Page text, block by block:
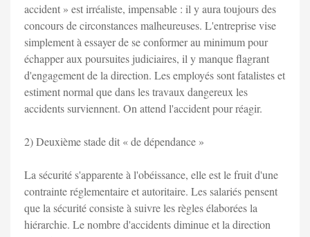
accident » est irréaliste, impensable : il y aura toujours des
concours de circonstances malheureuses. L'entreprise vise
simplement à essayer de se conformer au minimum pour
échapper aux poursuites judiciaires, il y manque flagrant
d'engagement de la direction. Les employés sont fatalistes et
estiment normal que dans les travaux dangereux les
accidents surviennent. On attend l'accident pour réagir.
2) Deuxième stade dit « de dépendance »
La sécurité s'apparente à l'obéissance, elle est le fruit d'une
contrainte réglementaire et autoritaire. Les salariés pensent
que la sécurité consiste à suivre les règles élaborées la
hiérarchie. Le nombre d'accidents diminue et la direction